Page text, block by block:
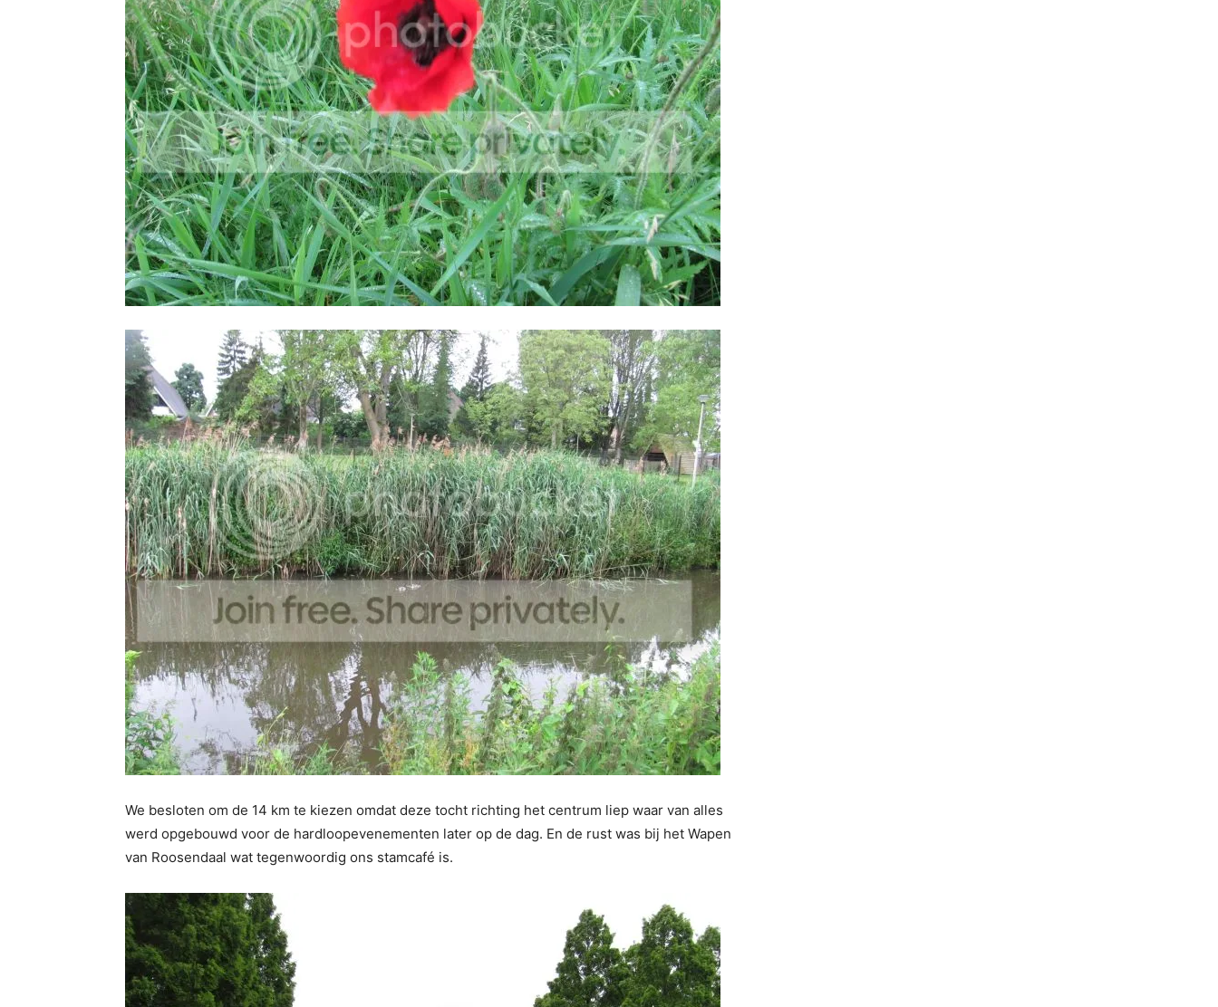
We besloten om de 14 km te kiezen omdat deze tocht richting het centrum liep waar van alles
werd opgebouwd voor de hardloopevenementen later op de dag. En de rust was bij het Wapen
van Roosendaal wat tegenwoordig ons stamcafé is.